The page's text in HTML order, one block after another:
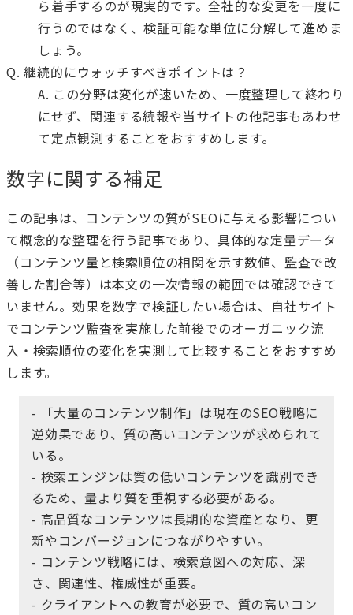
ら着手するのが現実的です。全社的な変更を一度に
行うのではなく、検証可能な単位に分解して進めま
しょう。
Q. 継続的にウォッチすべきポイントは？
A. この分野は変化が速いため、一度整理して終わり
にせず、関連する続報や当サイトの他記事もあわせ
て定点観測することをおすすめします。
数字に関する補足
この記事は、コンテンツの質がSEOに与える影響につい
て概念的な整理を行う記事であり、具体的な定量データ
（コンテンツ量と検索順位の相関を示す数値、監査で改
善した割合等）は本文の一次情報の範囲では確認できて
いません。効果を数字で検証したい場合は、自社サイト
でコンテンツ監査を実施した前後でのオーガニック流
入・検索順位の変化を実測して比較することをおすすめ
します。
- 「大量のコンテンツ制作」は現在のSEO戦略に
逆効果であり、質の高いコンテンツが求められて
いる。
- 検索エンジンは質の低いコンテンツを識別でき
るため、量より質を重視する必要がある。
- 高品質なコンテンツは長期的な資産となり、更
新やコンバージョンにつながりやすい。
- コンテンツ戦略には、検索意図への対応、深
さ、関連性、権威性が重要。
- クライアントへの教育が必要で、質の高いコン